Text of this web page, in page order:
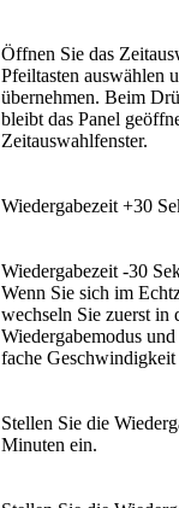
Öffnen Sie das
Pfeiltasten auswählen
übernehmen. Beim
bleibt das Panel
Zeitauswahlfenster.
Wiedergabezeit +30
Wiedergabezeit -30
Wenn Sie sich im
wechseln Sie zuerst in
Wiedergabemodus
fache Geschwindigkeit
Stellen Sie die
Minuten ein.